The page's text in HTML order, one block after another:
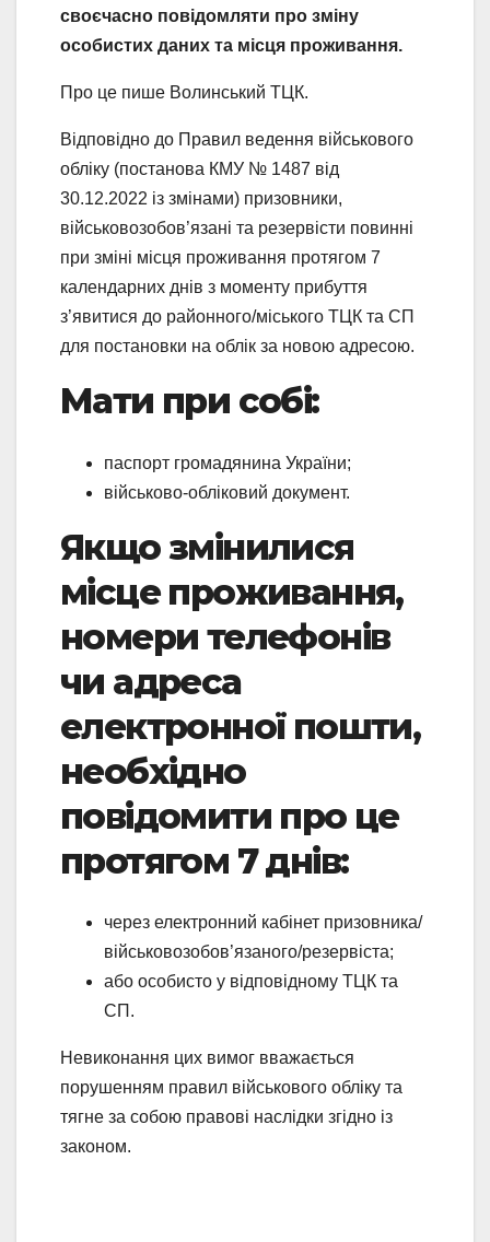
своєчасно повідомляти про зміну
особистих даних та місця проживання.
Про це пише Волинський ТЦК.
Відповідно до Правил ведення військового
обліку (постанова КМУ № 1487 від
30.12.2022 із змінами) призовники,
військовозобов’язані та резервісти повинні
при зміні місця проживання протягом 7
календарних днів з моменту прибуття
з’явитися до районного/міського ТЦК та СП
для постановки на облік за новою адресою.
Мати при собі:
паспорт громадянина України;
військово-обліковий документ.
Якщо змінилися
місце проживання,
номери телефонів
чи адреса
електронної пошти,
необхідно
повідомити про це
протягом 7 днів:
через електронний кабінет призовника/
військовозобов’язаного/резервіста;
або особисто у відповідному ТЦК та
СП.
Невиконання цих вимог вважається
порушенням правил військового обліку та
тягне за собою правові наслідки згідно із
законом.